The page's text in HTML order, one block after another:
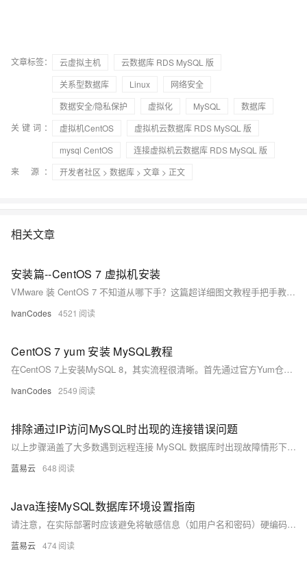
文章标签： 云虚拟主机
云数据库 RDS MySQL 版
关系型数据库
Linux
网络安全
数据安全/隐私保护
虚拟化 MySQL
数据库
关键词：
虚拟机CentOS
虚拟机云数据库 RDS MySQL 版
mysql CentOS
连接虚拟机云数据库 RDS MySQL 版
来 源：
开发者社区 > 数据库 > 文章 > 正文
相关文章
安装篇--CentOS 7 虚拟机安装
VMware 装 CentOS 7 不知道从哪下手？这篇超详细图文教程手把手教你在 VMware Workstation 中完成 CentOS 7 桌面系统的完整安装流程。从 ISO 镜像下载、虚拟机配置，到安装图形界面、设置用户密码，每一步都有截图讲解，适合零基础新手快速上手。装好之后无论你是要搭 Hadoop 集群，还是练 Linux ，这个环境都够你折腾一整天！
IvanCodes 4521
CentOS 7 yum 安装 MySQL教程
在CentOS 7上安装MySQL 8，其实流程很清晰。首先通过官方Yum仓库来安装服务，然后启动并设为开机自启。最重要的环节是首次安全设置：需要先从日志里找到临时密码来登录，再修改成你自己的密码，并为远程连接创建用户和授权。最后，也别忘了在服务器防火墙上放行3306端口，这样远程才能连上。
IvanCodes 2549
排除通过IP访问MySQL时出现的连接错误问题
以上步骤涵盖了大多数遇到远程连接 MySQL 数据库时出现故障情形下所需采取措施，在执行每个步骤后都应该重新尝试建立链接以验证是否已经解决问题，在多数情形下按照以上顺序执行将能够有效地排除并修复大多数基本链接相关故障。
蓝易云 648
Java连接MySQL数据库环境设置指南
请注意，在实际部署时应该避免将敏感信息（如用户名和密码）硬编码在源码文件里面；应该使用配置文件或者环境变量等更为安全可靠地方式管理这些信息。此外，在处理大量数据时考虑使用PreparedStatement而不是Statement可以提高性能并防止SQL注入攻击；同时也要注意正确处理异常情况，并且确保所有打开过得资源都被正确关闭释放掉以防止内存泄漏等问题发生。
蓝易云 474